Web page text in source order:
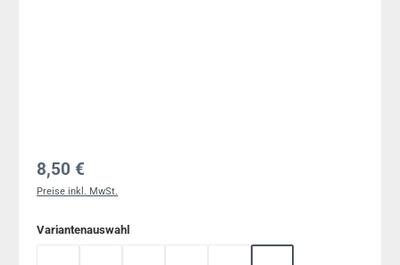
Regulärer Preis:
8,50 €
Preise inkl. MwSt.
Variantenauswahlauswählen